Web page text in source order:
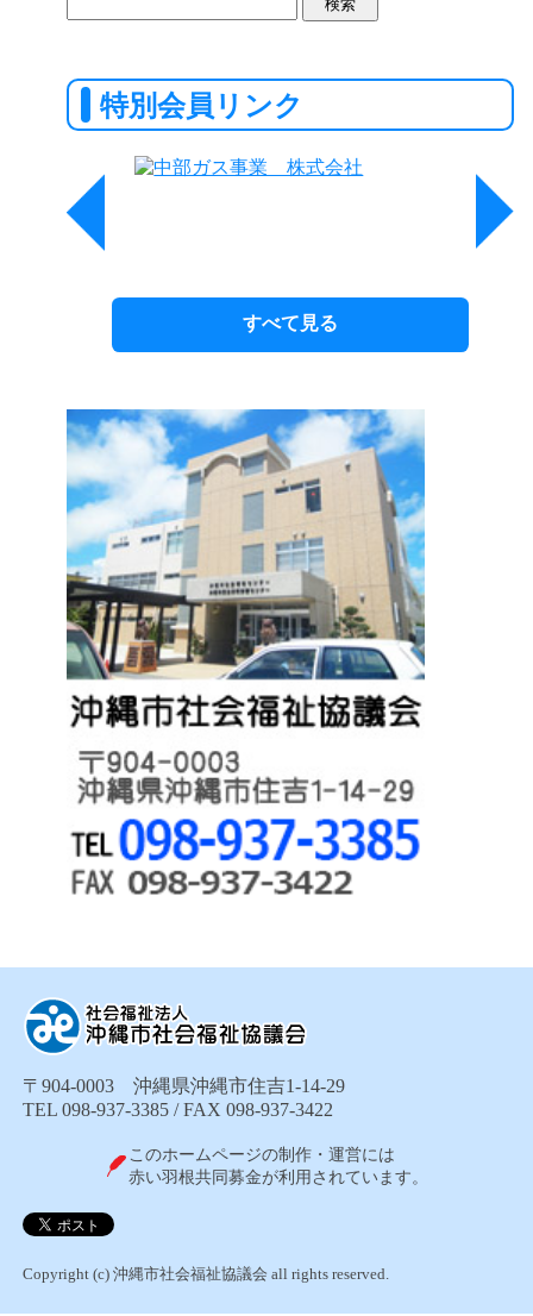
索:
特別会員リンク
すべて見る
〒904-0003 沖縄県沖縄市住吉1-14-29
TEL 098-937-3385 / FAX 098-937-3422
このホームページの制作・運営には
赤い羽根共同募金が利用されています。
Copyright (c) 沖縄市社会福祉協議会 all rights reserved.